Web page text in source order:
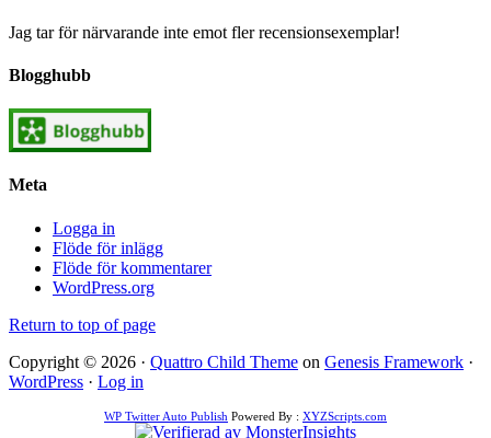
Jag tar för närvarande inte emot fler recensionsexemplar!
Blogghubb
Meta
Logga in
Flöde för inlägg
Flöde för kommentarer
WordPress.org
Return to top of page
Copyright © 2026 · Quattro Child Theme on Genesis Framework ·
WordPress · Log in
WP Twitter Auto Publish Powered By : XYZScripts.com